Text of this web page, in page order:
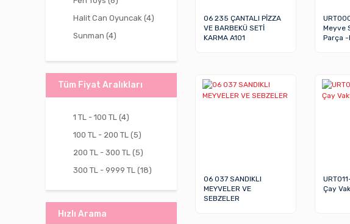
Halit Can Oyuncak (4)
Sunman (4)
Pilsan Oyuncak (2)
Zuzu Toys (2)
Eren Eğitici Oyuncak
(1)
Nizam Plastik (1)
Öz Bayraktar Plastik
Vardem Oyuncak (1)
Zeon (1)
Tüm Fiyat Aralıkları
1 TL - 100 TL (4)
100 TL - 200 TL (5)
200 TL - 300 TL (5)
300 TL - 9999 TL (18)
Hızlı Arama
06 235 ÇANTALI PİZZA
VE BARBEKÜ SETİ
KARMA A101
Meyve
Parça
06 037 SANDIKLI
MEYVELER VE
SEBZELER
Çay